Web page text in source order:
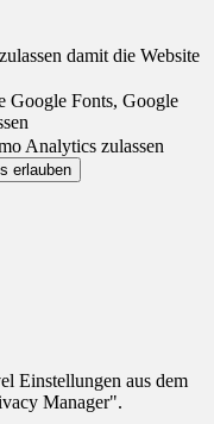
damit die Website
Google Fonts, Google
Analytics zulassen
Einstellungen aus dem
Manager".